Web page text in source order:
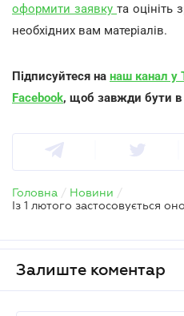
оформити заявку та оцініть
необхідних вам матеріалів.
Підписуйтеся на наш канал у
Facebook, щоб завжди бути в
Головна / Новини /
Залиште коментар